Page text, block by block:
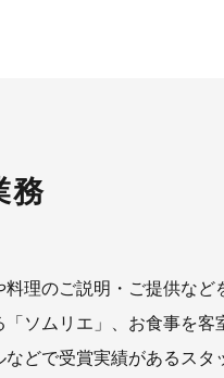
務
理のご説明・ご提供な
ソムリエ」、お食事を
どで受賞実績があるスタ